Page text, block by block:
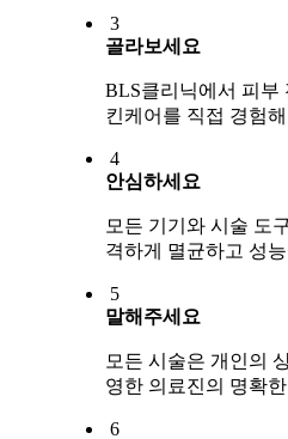
3
골라보세요
BLS클리닉에서 피부
킨케어를 직접 경험
4
안심하세요
모든 기기와 시술 도
격하게 멸균하고 성
5
말해주세요
모든 시술은 개인의
영한 의료진의 명확
6